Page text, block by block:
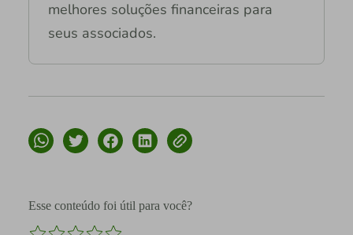
melhores soluções financeiras para
seus associados.
Esse conteúdo foi útil para você?